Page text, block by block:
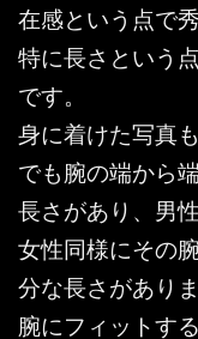
在感という点で
特に長さという
です。
身に着けた写真
でも腕の端から
長さがあり、男
女性同様にその
分な長さがありま
腕にフィットす